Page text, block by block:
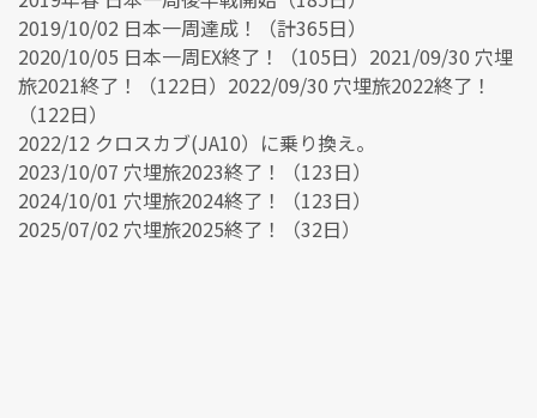
2019/10/02 日本一周達成！（計365日）
2020/10/05 日本一周EX終了！（105日）2021/09/30 穴埋
旅2021終了！（122日）2022/09/30 穴埋旅2022終了！
（122日）
2022/12 クロスカブ(JA10）に乗り換え。
2023/10/07 穴埋旅2023終了！（123日）
2024/10/01 穴埋旅2024終了！（123日）
2025/07/02 穴埋旅2025終了！（32日）